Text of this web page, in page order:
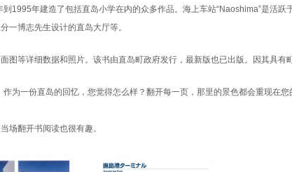
1995年建造了包括直岛小学在内的众多作品。海上车站“Naoshima”是活跃
一博志先生设计的直岛大厅等。
图等详细数据和照片。该书由直岛町政府发行，最新版也已出版。因其具有
作为一份直岛的回忆，您觉得怎么样？翻开每一页，那里的景色都会重现在
场翻开书阅读也很有趣。